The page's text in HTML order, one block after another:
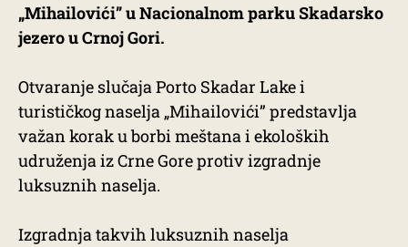
„Mihailovići” u Nacionalnom parku Skadarsko
jezero u Crnoj Gori.
Otvaranje slučaja Porto Skadar Lake i
turističkog naselja „Mihailovići” predstavlja
važan korak u borbi meštana i ekoloških
udruženja iz Crne Gore protiv izgradnje
luksuznih naselja.
Izgradnja takvih luksuznih naselja